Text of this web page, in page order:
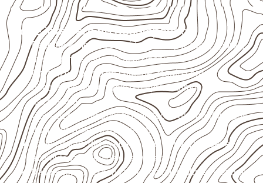
O que interfere no desempenho
Escolha a medida considerando aplicação, apoios,
montagem e especificação técnica.
Organize o plano de corte de acordo com as
dimensões disponíveis e o aproveitamento
necessário.
Considere acabamento e proteção das bordas após
qualquer corte ou usinagem.
Evite contato direto com o solo, chuva, umidade
acumulada e apoios desnivelados.
Valide com o responsável técnico qualquer uso que